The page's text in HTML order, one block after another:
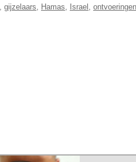
gijzelaars Hamas Israel ontvoeringen